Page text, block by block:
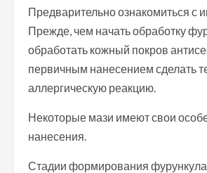
Предварительно ознакомиться с
Прежде, чем начать обработку
обработать кожный покров
первичным нанесением сделать
аллергическую реакцию.
Некоторые мази имеют свои
нанесения.
Стадии формирования